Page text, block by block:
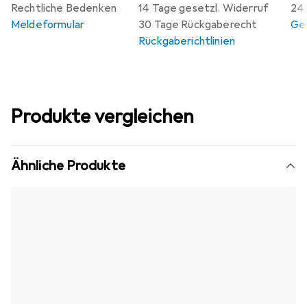
14 Tage gesetzl. Widerruf
30 Tage Rückgaberecht
Rückgaberichtlinien
24
Rechtliche Bedenken
Meldeformular
Produkte vergleichen
Ähnliche Produkte